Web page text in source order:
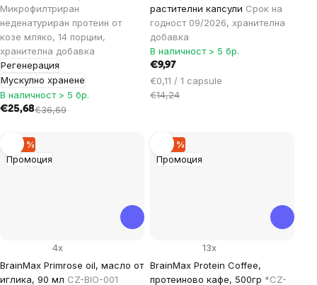
Микрофилтриран
неденатуриран протеин от
козе мляко, 14 порции,
хранителна добавка
Регенерация
Мускулно хранене
В наличност > 5 бр.
€25,68€36,69
растителни капсули Срок на
годност 09/2026, хранителна
добавка
В наличност > 5 бр.
€9,97
Цена
за
€0,11 / 1 capsule
€14,24
Промоция
–20 %
BrainMax Primrose oil, масло от
иглика, 90 мл CZ-BIO-001
4x
Промоция
–30 %
BrainMax Protein Coffee,
протеиново кафе, 500гр *CZ-
13x